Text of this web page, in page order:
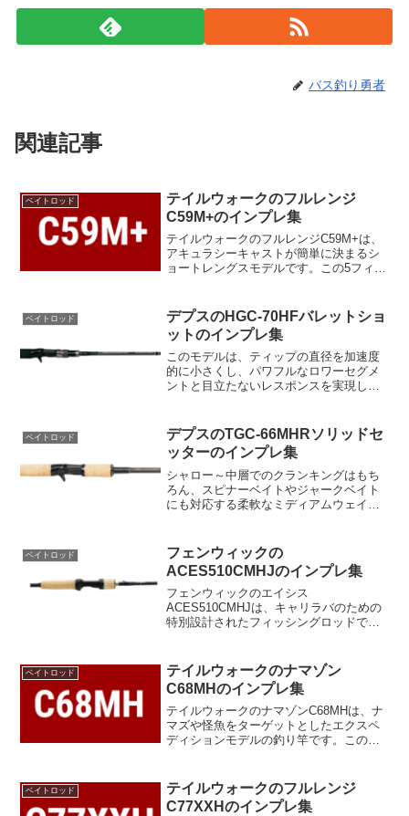
バス釣り勇者
関連記事
ベイトロッド
テイルウォークのフルレンジ
C59M+のインプレ集
テイルウォークのフルレンジC59M+は、
アキュラシーキャストが簡単に決まるシ
ョートレングスモデルです。この5フィー
を厳密に狙うことができ、着水点のずれ
も最小限に抑えます...
ベイトロッド
デプスのHGC-70HFバレットショ
ットのインプレ集
このモデルは、ティップの直径を加速度
的に小さくし、パワフルなロワーセグメ
ントと目立たないレスポンスを実現し
グスは、ボトムコンディションや水草を
感じる圧倒的なキャパシテ...
ベイトロッド
デプスのTGC-66MHRソリッドセ
ッターのインプレ集
シャロー～中層でのクランキングはもち
ろん、スピナーベイトやジャークベイト
にも対応する柔軟なミディアムウェイ
し、腹部はビッグキャッチの急激な衝撃
を吸収し、底部はボルテージ...
ベイトロッド
フェンウィックの
ACES510CMHJのインプレ集
フェンウィックのエイシス
ACES510CMHJは、キャリラバのための
特別設計されたフィッシングロッドで
ーパー化とHI-STRENGTH ARAMID VEIL
のマテ...
ベイトロッド
テイルウォークのナマゾン
C68MHのインプレ集
テイルウォークのナマゾンC68MHは、ナ
マズや怪魚をターゲットとしたエクスペ
ディションモデルの釣り竿です。このロ
ために耐久性と軽量性を兼ね備えていま
す。長さは6フィート...
ベイトロッド
テイルウォークのフルレンジ
C77XXHのインプレ集